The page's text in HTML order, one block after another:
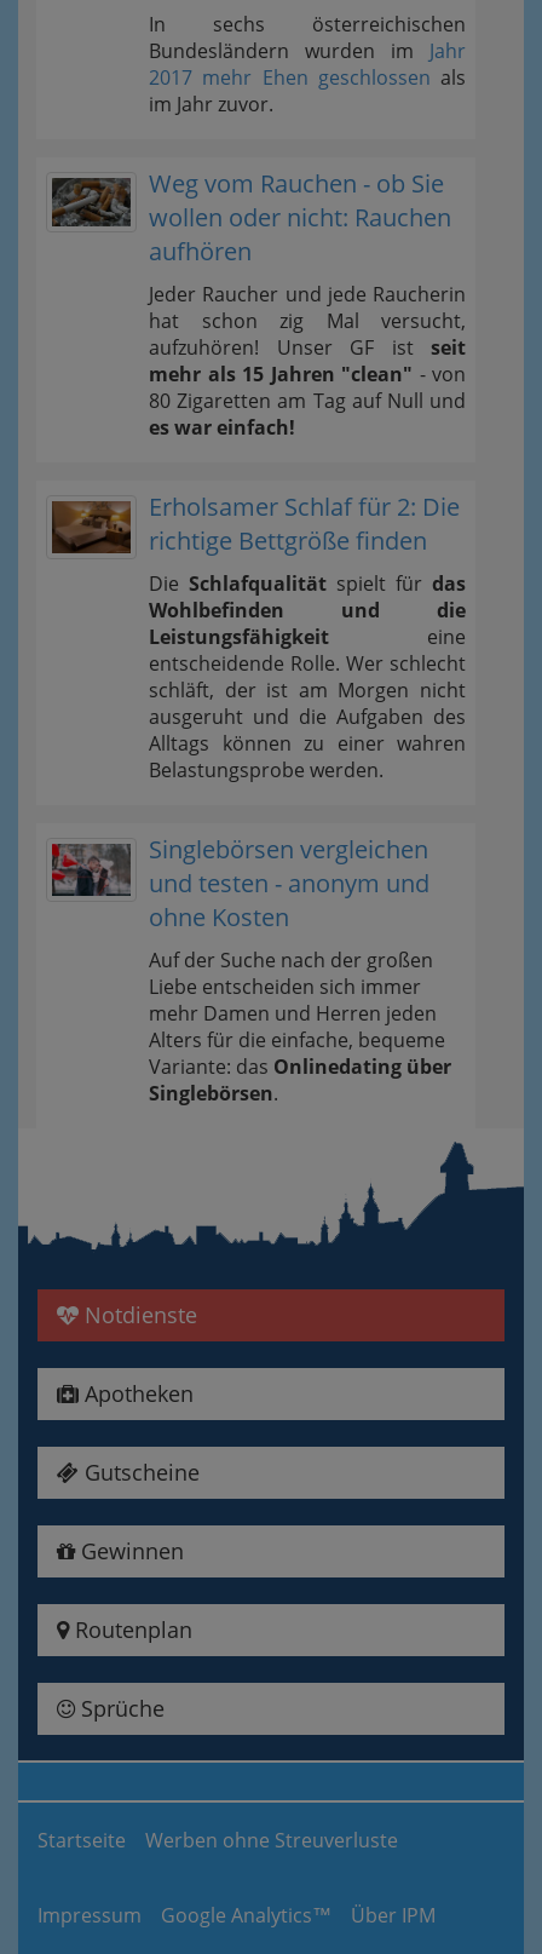
In sechs österreichischen
Bundesländern wurden im Jahr
2017 mehr Ehen geschlossen als
im Jahr zuvor.
Weg vom Rauchen - ob Sie
wollen oder nicht: Rauchen
aufhören
Jeder Raucher und jede Raucherin
hat schon zig Mal versucht,
aufzuhören! Unser GF ist seit
mehr als 15 Jahren "clean" - von
80 Zigaretten am Tag auf Null und
es war einfach!
Erholsamer Schlaf für 2: Die
richtige Bettgröße finden
Die Schlafqualität spielt für das
Wohlbefinden und die
Leistungsfähigkeit eine
entscheidende Rolle. Wer schlecht
schläft, der ist am Morgen nicht
ausgeruht und die Aufgaben des
Alltags können zu einer wahren
Belastungsprobe werden.
Singlebörsen vergleichen
und testen - anonym und
ohne Kosten
Auf der Suche nach der großen
Liebe entscheiden sich immer
mehr Damen und Herren jeden
Alters für die einfache, bequeme
Variante: das Onlinedating über
Singlebörsen.
Notdienste
Apotheken
Gutscheine
Gewinnen
Routenplan
Sprüche
Startseite Werben ohne Streuverluste
Impressum Google Analytics™ Über IPM